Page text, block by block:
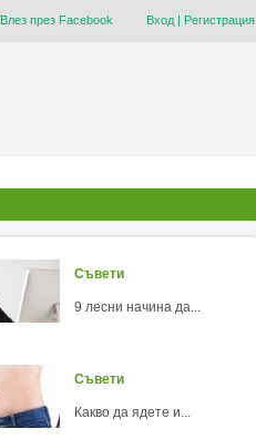
Влез през Facebook Вход| Регистрация
Съвети
9 лесни начина да...
Съвети
Какво да ядете и...